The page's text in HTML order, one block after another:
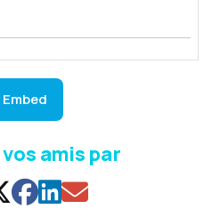
Embed
amis par